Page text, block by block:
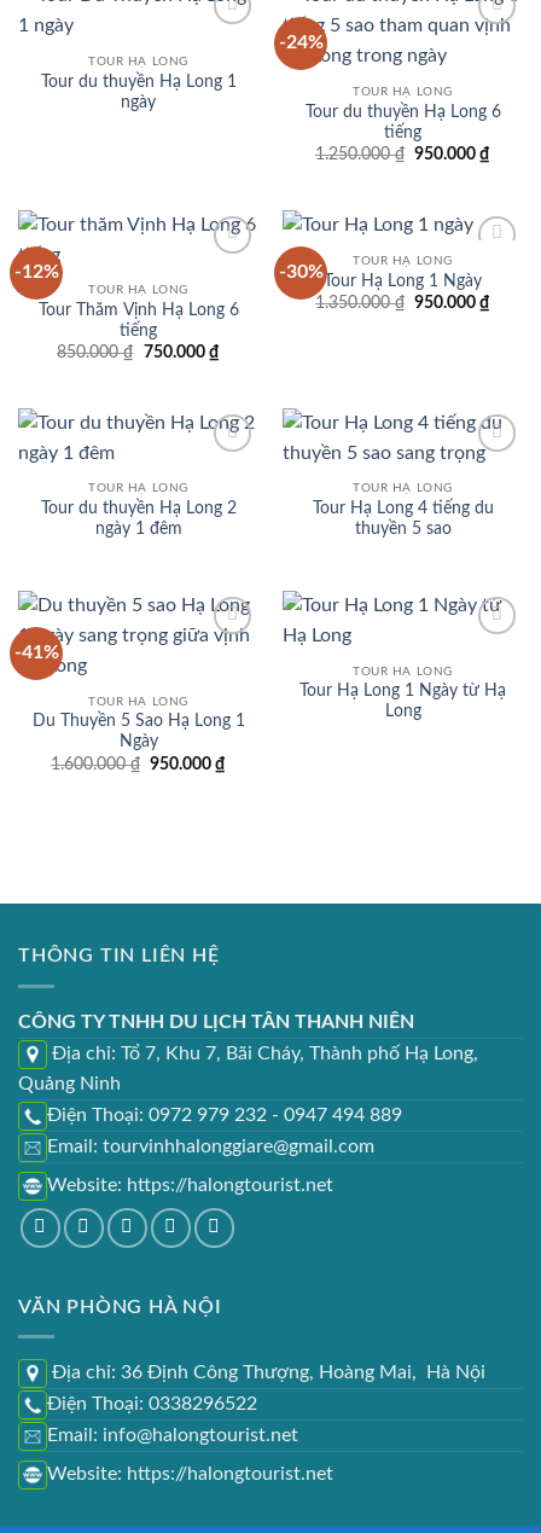
TOUR HẠ LONG
Tour du thuyền Hạ Long 1
ngày
-24%
TOUR HẠ LONG
Tour du thuyền Hạ Long 6
tiếng
1.250.000₫ Giá
950.000₫
-12%
TOUR HẠ LONG
Tour Thăm Vịnh Hạ Long 6
tiếng
850.000₫
Giá
750.000 ₫Giá
750.000 ₫.
-30%
wishlist
TOUR HẠ LONG
Tour Hạ Long 1 Ngày
1.350.000₫ Giá
950.000₫
TOUR HẠ LONG
Tour du thuyền Hạ Long 2
ngày 1 đêm
TOUR HẠ LONG
Tour Hạ Long 4 tiếng du
thuyền 5 sao
-41%
TOUR HẠ LONG
Du Thuyền 5 Sao Hạ Long 1
Ngày
1.600.000₫ Giá
950.000₫
TOUR HẠ LONG
Tour Hạ Long 1 Ngày từ Hạ
Long
THÔNG TIN LIÊN HỆ
CÔNG TY TNHH DU LỊCH TÂN THANH NIÊN
Địa chỉ: Tổ 7, Khu 7, Bãi Cháy, Thành phố Hạ Long,
Quảng Ninh
Điện Thoại: 0972 979 232 - 0947 494 889
Email: tourvinhhalonggiare@gmail.com
Website: https://halongtourist.net
VĂN PHÒNG HÀ NỘI
Địa chỉ: 36 Định Công Thượng, Hoàng Mai, Hà Nội
Điện Thoại: 0338296522
Email: info@halongtourist.net
Website: https://halongtourist.net